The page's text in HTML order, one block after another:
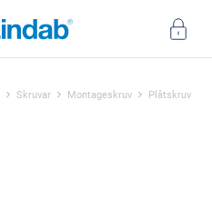
Skruvar Montageskruv Plåtskruv